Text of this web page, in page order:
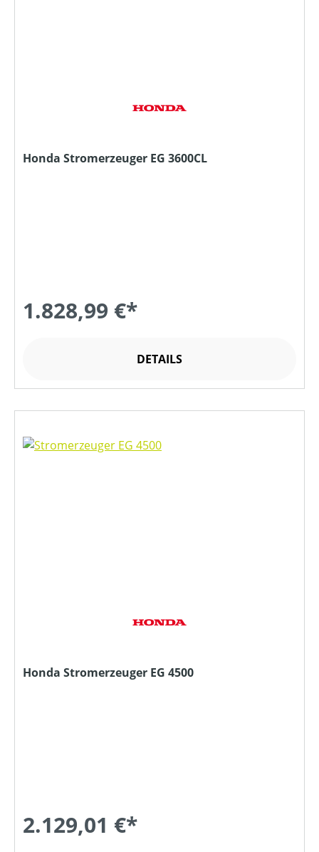
Honda Stromerzeuger EG 3600CL
1.828,99 €*
DETAILS
Honda Stromerzeuger EG 4500
2.129,01 €*